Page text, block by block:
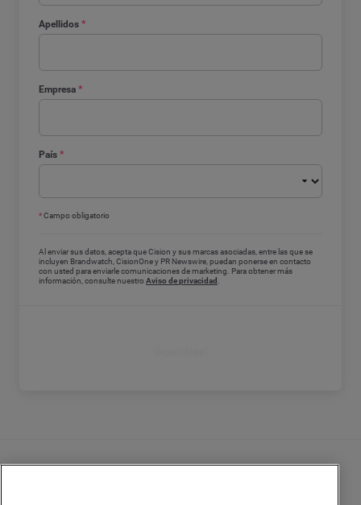
Apellidos *
Empresa *
País *
*Campo obligatorio
Al enviar sus datos, acepta que Cision y sus marcas asociadas, entre las que se
incluyen Brandwatch, CisionOne y PR Newswire, puedan ponerse en contacto
con usted para enviarle comunicaciones de marketing. Para obtener más
información, consulte nuestro Aviso de privacidad .